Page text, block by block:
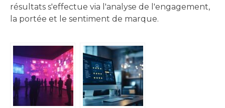
résultats s'effectue via l'analyse de l'engagement,
la portée et le sentiment de marque.